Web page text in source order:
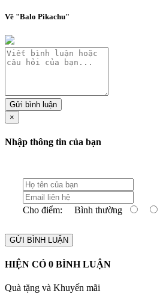
Về "Balo Pikachu"
Gửi bình luận
×
Nhập thông tin của bạn
Cho điểm: Bình thường
GỬI BÌNH LUẬN
HIỆN CÓ 0 BÌNH LUẬN
Quà tặng và Khuyến mãi